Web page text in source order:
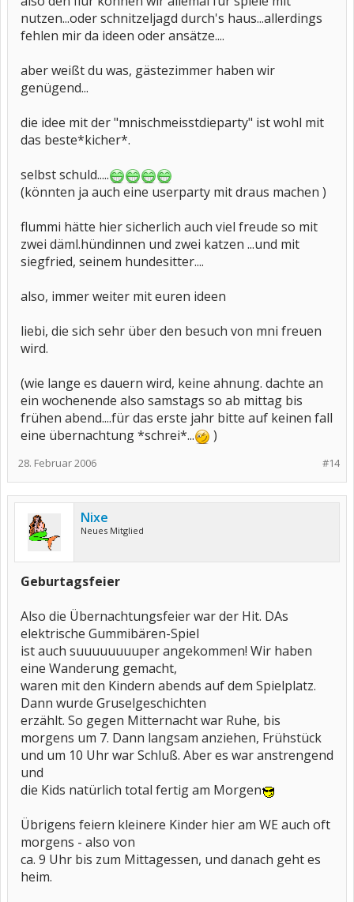
nutzen...oder schnitzeljagd durch's haus...allerdings
fehlen mir da ideen oder ansätze....
aber weißt du was, gästezimmer haben wir
genügend...
die idee mit der "mnischmeisstdieparty" ist wohl mit
das beste*kicher*.
selbst schuld.....
(könnten ja auch eine userparty mit draus machen )
flummi hätte hier sicherlich auch viel freude so mit
zwei däml.hündinnen und zwei katzen ...und mit
siegfried, seinem hundesitter....
also, immer weiter mit euren ideen
liebi, die sich sehr über den besuch von mni freuen
wird.
(wie lange es dauern wird, keine ahnung. dachte an
ein wochenende also samstags so ab mittag bis
frühen abend....für das erste jahr bitte auf keinen fall
eine übernachtung *schrei*...
)
#14
28. Februar 2006
Nixe
Neues Mitglied
Geburtagsfeier
Also die Übernachtungsfeier war der Hit. DAs
elektrische Gummibären-Spiel
ist auch suuuuuuuuper angekommen! Wir haben
eine Wanderung gemacht,
waren mit den Kindern abends auf dem Spielplatz.
Dann wurde Gruselgeschichten
erzählt. So gegen Mitternacht war Ruhe, bis
morgens um 7. Dann langsam anziehen, Frühstück
und um 10 Uhr war Schluß. Aber es war anstrengend
und
die Kids natürlich total fertig am Morgen
Übrigens feiern kleinere Kinder hier am WE auch oft
morgens - also von
ca. 9 Uhr bis zum Mittagessen, und danach geht es
heim.